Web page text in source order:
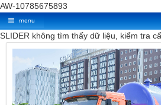
AW-10785675893
menu
SLIDER không tìm thấy dữ liệu, kiểm tra